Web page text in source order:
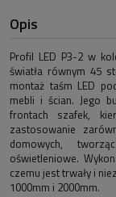
Opis
Profil LED P3-2 w
światła równym 45
montaż taśm LED
mebli i ścian. Jego
frontach szafek,
zastosowanie
domowych,
oświetleniowe.
czemu jest trwały i
1000mm i 2000mm.